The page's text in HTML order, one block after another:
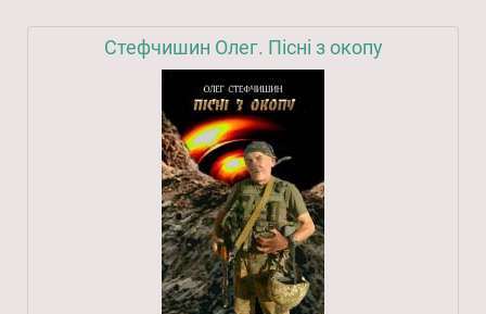
Стефчишин Олег. Пісні з окопу